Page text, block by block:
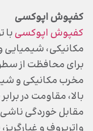
کفپوش اپوکسی
کفپوش اپوکسی
مکانیکی، شیمیایی
برای محافظت از
مخرب مکانیکی و
بالا، مقاومت در
مقابل خوردگی